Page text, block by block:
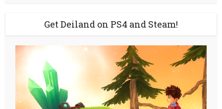
Get Deiland on PS4 and Steam!